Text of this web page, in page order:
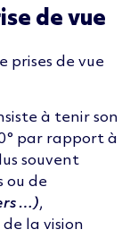
de vue
prises de vue
à tenir son
par rapport à
souvent
ou de
…),
la vision